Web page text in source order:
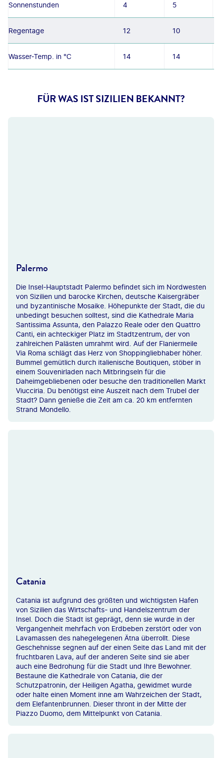
Sonnenstunden 4 5
Regentage 12 10
Wasser-Temp. in °C 14 14
FÜR WAS IST SIZILIEN BEKANNT?
Palermo
Die Insel-Hauptstadt Palermo befindet sich im Nordwesten
von Sizilien und barocke Kirchen, deutsche Kaisergräber
und byzantinische Mosaike. Höhepunkte der Stadt, die du
unbedingt besuchen solltest, sind die Kathedrale Maria
Santissima Assunta, den Palazzo Reale oder den Quattro
Canti, ein achteckiger Platz im Stadtzentrum, der von
zahlreichen Palästen umrahmt wird. Auf der Flaniermeile
Via Roma schlägt das Herz von Shoppingliebhaber höher.
Bummel gemütlich durch italienische Boutiquen, stöber in
einem Souvenirladen nach Mitbringseln für die
Daheimgebliebenen oder besuche den traditionellen Markt
Viucciria. Du benötigst eine Auszeit nach dem Trubel der
Stadt? Dann genieße die Zeit am ca. 20 km entfernten
Strand Mondello.
Catania
Catania ist aufgrund des größten und wichtigsten Hafen
von Sizilien das Wirtschafts- und Handelszentrum der
Insel. Doch die Stadt ist geprägt, denn sie wurde in der
Vergangenheit mehrfach von Erdbeben zerstört oder von
Lavamassen des nahegelegenen Ätna überrollt. Diese
Geschehnisse segnen auf der einen Seite das Land mit der
fruchtbaren Lava, auf der anderen Seite sind sie aber
auch eine Bedrohung für die Stadt und Ihre Bewohner.
Bestaune die Kathedrale von Catania, die der
Schutzpatronin, der Heiligen Agatha, gewidmet wurde
oder halte einen Moment inne am Wahrzeichen der Stadt,
dem Elefantenbrunnen. Dieser thront in der Mitte der
Piazzo Duomo, dem Mittelpunkt von Catania.